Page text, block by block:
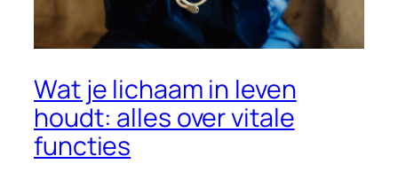
Wat je lichaam in leven
houdt: alles over vitale
functies